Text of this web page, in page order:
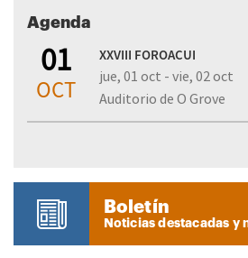
Agenda
01
OCT
XXVIII FOROACUI
jue, 01 oct - vie, 02 oct
Auditorio de O Grove
Boletín
Noticias destacadas y